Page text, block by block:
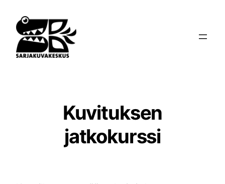
sisältöön
Kuvituksen
jatkokurssi